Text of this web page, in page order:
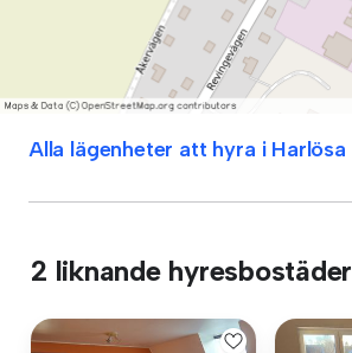
Alla lägenheter att hyra i Harlösa
2 liknande hyresbostäder